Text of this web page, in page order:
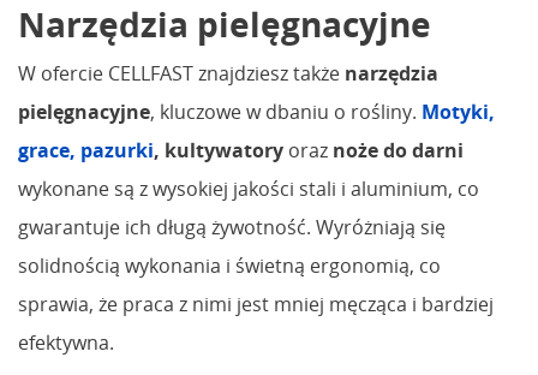
Narzędzia pielęgnacyjne
W ofercie CELLFAST znajdziesz także narzędzia
pielęgnacyjne, kluczowe w dbaniu o rośliny. Motyki,
grace, pazurki, kultywatory oraz noże do darni
wykonane są z wysokiej jakości stali i aluminium, co
gwarantuje ich długą żywotność. Wyróżniają się
solidnością wykonania i świetną ergonomią, co
sprawia, że praca z nimi jest mniej męcząca i bardziej
efektywna.